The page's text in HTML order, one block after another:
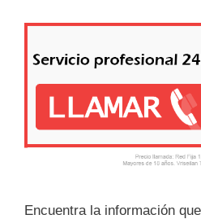
Encuentra la información